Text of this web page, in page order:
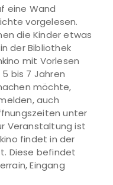
eine Wand
vorgelesen.
die Kinder etwas
der Bibliothek
mit Vorlesen
bis 7 Jahren
möchte,
auch
unter
Veranstaltung ist
findet in der
Diese befindet
Eingang